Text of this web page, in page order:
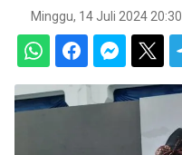
Minggu, 14 Juli 2024 20:30